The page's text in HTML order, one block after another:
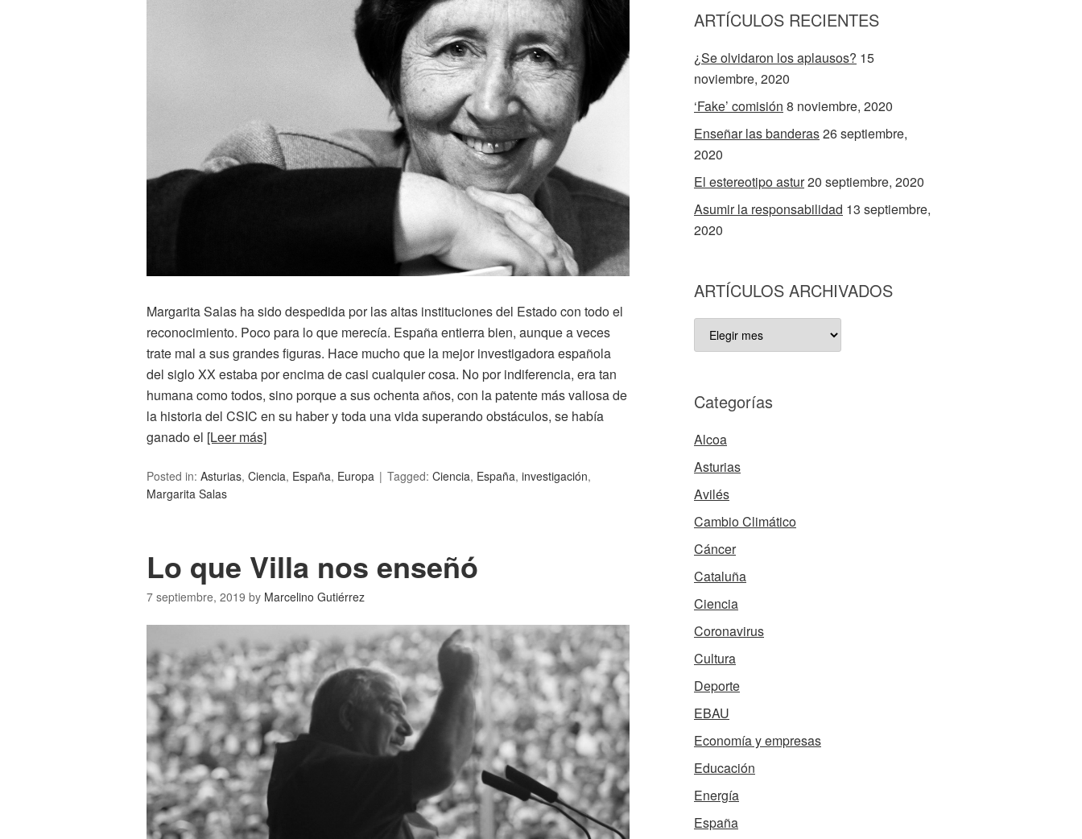
Margarita Salas ha sido despedida por las altas instituciones del Estado con todo el
reconocimiento. Poco para lo que merecía. España entierra bien, aunque a veces
trate mal a sus grandes figuras. Hace mucho que la mejor investigadora española
del siglo XX estaba por encima de casi cualquier cosa. No por indiferencia, era tan
humana como todos, sino porque a sus ochenta años, con la patente más valiosa de
la historia del CSIC en su haber y toda una vida superando obstáculos, se había
ganado el [Leer más]
Posted in: Asturias, Ciencia, España, Europa Tagged: Ciencia, España, investigación,
Margarita Salas
Lo que Villa nos enseñó
7 septiembre, 2019 by Marcelino Gutiérrez
ARTÍCULOS RECIENTES
¿Se olvidaron los aplausos? 15
noviembre, 2020
‘Fake’ comisión 8 noviembre, 2020
Enseñar las banderas26 septiembre,
2020
El estereotipo astur20 septiembre, 2020
Asumir la responsabilidad 13 septiembre,
2020
ARTÍCULOS ARCHIVADOS
ARTÍCULOS
ARCHIVADOS
Categorías
Alcoa
Asturias
Avilés
Cambio Climático
Cáncer
Cataluña
Ciencia
Coronavirus
Cultura
Deporte
EBAU
Economía y empresas
Educación
Energía
España